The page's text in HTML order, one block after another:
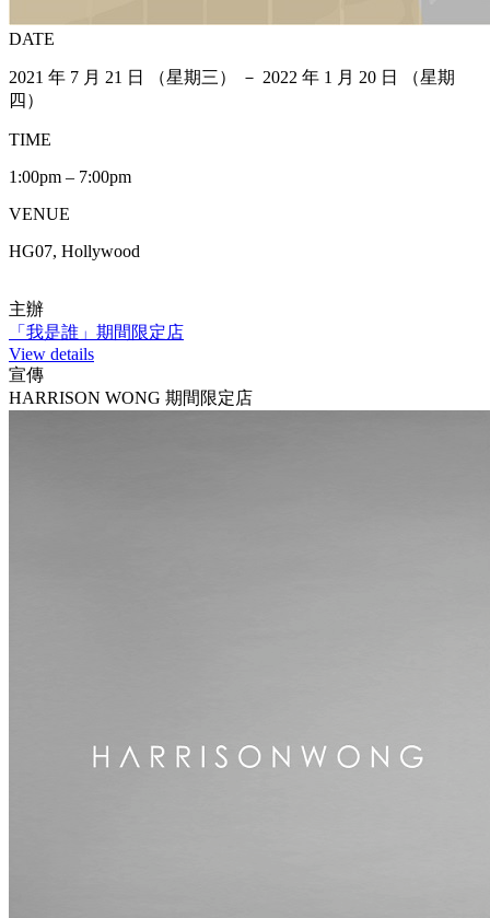
DATE
2021 年 7 月 21 日 （星期三） － 2022 年 1 月 20 日 （星期
四）
TIME
1:00pm – 7:00pm
VENUE
HG07, Hollywood
主辦
「我是誰」期間限定店
View details
宣傳
HARRISON WONG 期間限定店